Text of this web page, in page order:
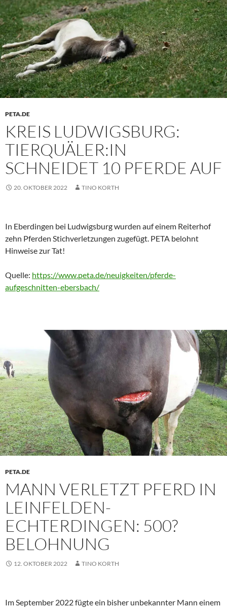
PETA.DE
KREIS LUDWIGSBURG:
TIERQUÄLER:IN
SCHNEIDET 10 PFERDE AUF
20. OKTOBER 2022 TINO KORTH
In Eberdingen bei Ludwigsburg wurden auf einem Reiterhof
zehn Pferden Stichverletzungen zugefügt. PETA belohnt
Hinweise zur Tat!
Quelle: https://www.peta.de/neuigkeiten/pferde-
aufgeschnitten-ebersbach/
PETA.DE
MANN VERLETZT PFERD IN
LEINFELDEN-
ECHTERDINGEN: 500?
BELOHNUNG
12. OKTOBER 2022 TINO KORTH
Im September 2022 fügte ein bisher unbekannter Mann einem